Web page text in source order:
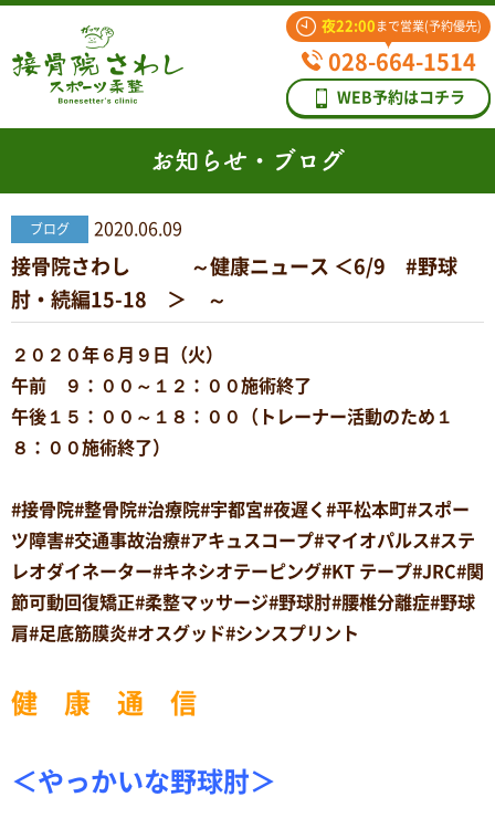
夜22:00 まで営業(予約優先)
028-664-1514
WEB予約はコチラ
お知らせ・ブログ
ブログ 2020.06.09
接骨院さわし ～健康ニュース ＜6/9 #野球
肘・続編15-18 ＞ ～
２０２０年６月９日（火）
午前 ９：００～１２：００施術終了
午後１５：００～１８：００（トレーナー活動のため１
８：００施術終了）
#接骨院#整骨院#治療院#宇都宮#夜遅く#平松本町#スポー
ツ障害#交通事故治療#アキュスコープ#マイオパルス#ステ
レオダイネーター#キネシオテーピング#KT テープ#JRC#関
節可動回復矯正#柔整マッサージ#野球肘#腰椎分離症#野球
肩#足底筋膜炎#オスグッド#シンスプリント
健 康 通 信
＜やっかいな野球肘＞